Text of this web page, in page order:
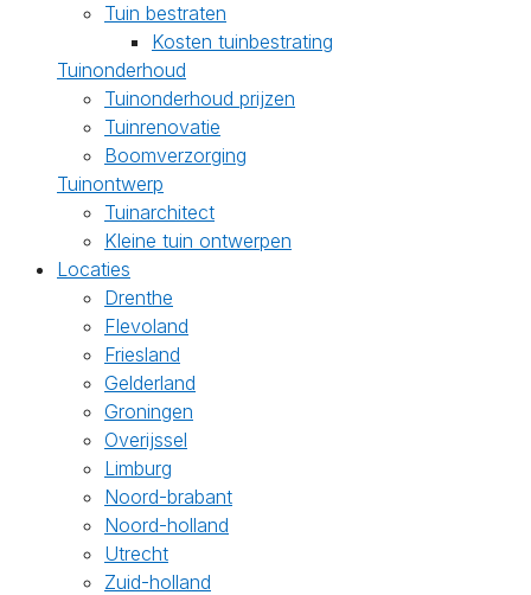
Tuin bestraten
Kosten tuinbestrating
Tuinonderhoud
Tuinonderhoud prijzen
Tuinrenovatie
Boomverzorging
Tuinontwerp
Tuinarchitect
Kleine tuin ontwerpen
Locaties
Drenthe
Flevoland
Friesland
Gelderland
Groningen
Overijssel
Limburg
Noord-brabant
Noord-holland
Utrecht
Zuid-holland